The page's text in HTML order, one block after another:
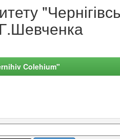
Colehium"